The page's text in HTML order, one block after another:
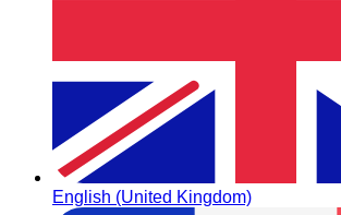
English (United Kingdom)